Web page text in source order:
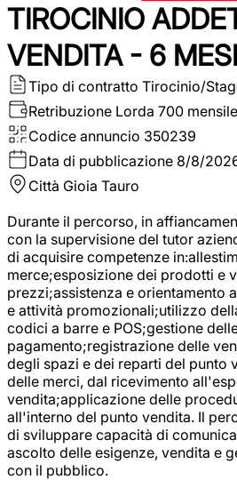
TIROCINIO
VENDITA - 6 MESI
Tipo di contratto Tirocinio/
Retribuzione Lorda 700 mensile
Codice annuncio 350239
Data di pubblicazione 8/8/
Città Gioia Tauro
Durante il percorso, in
con la supervisione del tutor
di acquisire competenze
merce;esposizione dei prodotti e
prezzi;assistenza e orientamento
e attività promozionali;utilizzo
codici a barre e POS;gestione
pagamento;registrazione delle
degli spazi e dei reparti del punto
delle merci, dal ricevimento
vendita;applicazione delle
all'interno del punto vendita. Il
di sviluppare capacità di
ascolto delle esigenze, vendita e
con il pubblico.